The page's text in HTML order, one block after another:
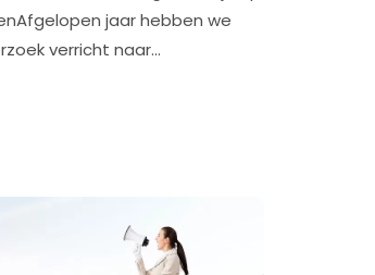
jaar hebben we
verricht naar…